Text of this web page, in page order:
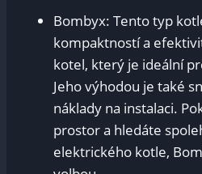
Bombyx: Tento typ
kompaktností a
kotel, který je ideální
Jeho výhodou je také
náklady na instalaci.
prostor a hledáte
elektrického kotle,